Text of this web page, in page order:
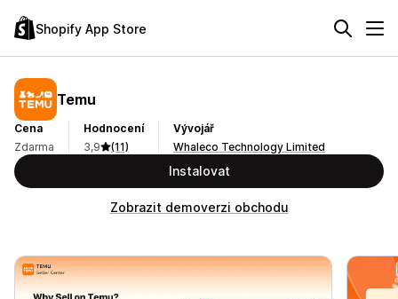
Shopify App Store
Temu
Cena
Zdarma
Hodnocení
3,9
(11)
Vývojář
Whaleco Technology Limited
Instalovat
Zobrazit demoverzi obchodu